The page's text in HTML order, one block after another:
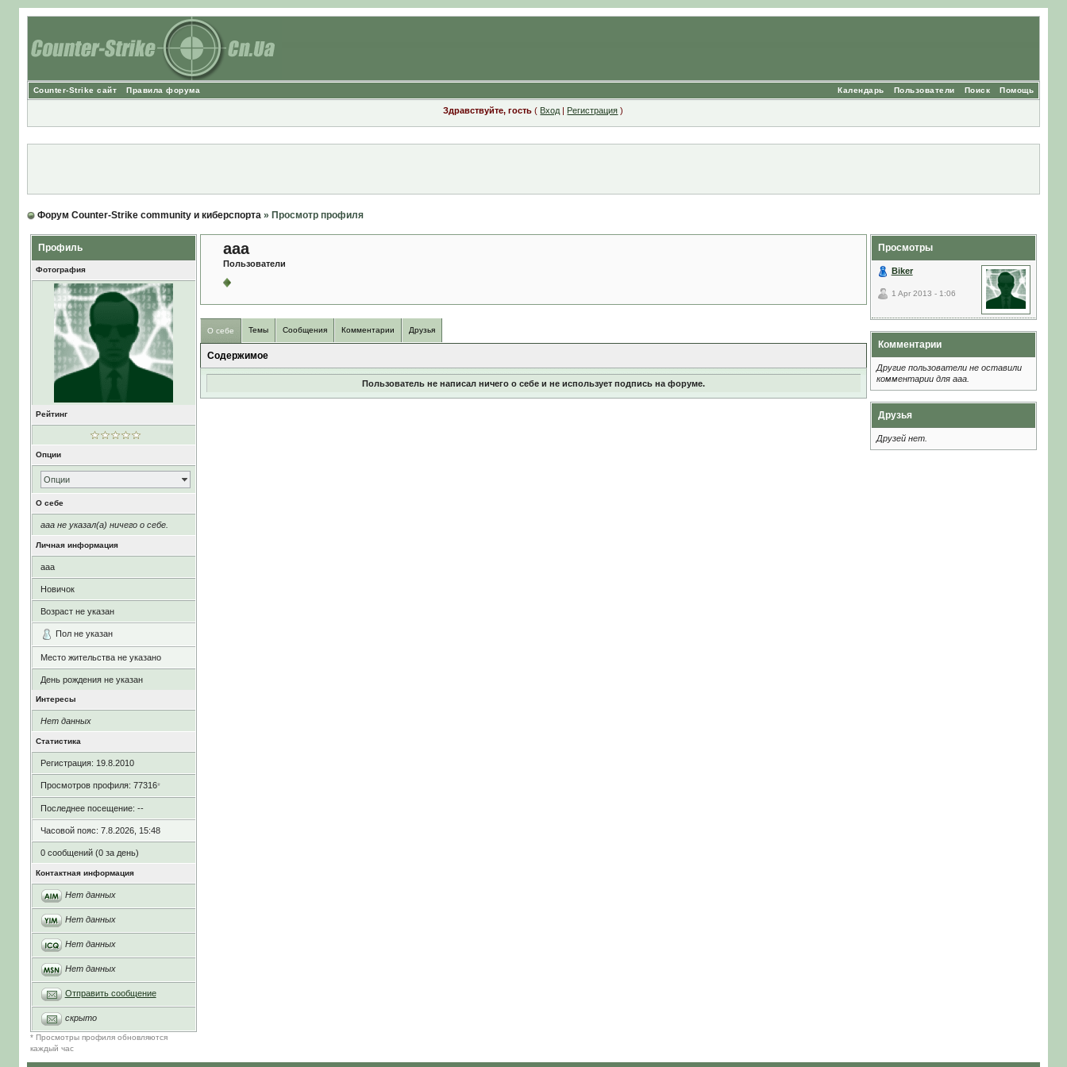
Counter-Strike сайт Правила форума Помощь
Поиск
Пользователи
Календарь
Здравствуйте, гость ( Вход | Регистрация )
Форум Counter-Strike community и киберспорта» Просмотр профиля
Профиль
Фотография
Рейтинг
Опции
Опции
О себе
aaa не указал(а) ничего о себе.
Личная информация
aaa
Новичок
Возраст не указан
Пол не указан
Место жительства не указано
День рождения не указан
Интересы
Нет данных
Статистика
Регистрация: 19.8.2010
Просмотров профиля: 77316*
Последнее посещение: --
Часовой пояс: 7.8.2026, 15:48
0 сообщений (0 за день)
Контактная информация
Нет данных
Нет данных
Нет данных
Нет данных
Отправить сообщение
скрыто
* Просмотры профиля обновляются
каждый час
aaa
Пользователи
О себе Темы Сообщения Комментарии Друзья
Содержимое
Пользователь не написал ничего о себе и не использует подпись на форуме.
Просмотры
Biker
1 Apr 2013 - 1:06
Комментарии
Другие пользователи не оставили
комментарии для aaa.
Друзья
Друзей нет.